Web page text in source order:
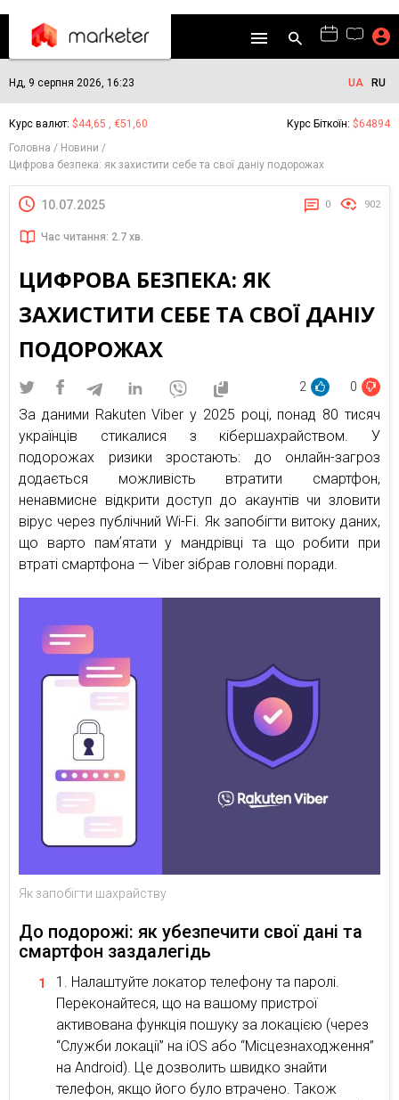
Нд, 9 серпня 2026, 16:23 UA RU
Курс валют: $44,65 , €51,60 Курс Біткоїн: $64894
Головна
Новини
Цифрова безпека: як захистити себе та свої даніу подорожах
10.07.2025 0 902
Час читання: 2.7 хв.
ЦИФРОВА БЕЗПЕКА: ЯК
ЗАХИСТИТИ СЕБЕ ТА СВОЇ ДАНІУ
ПОДОРОЖАХ
2 0
За даними Rakuten Viber у 2025 році, понад 80 тисяч
українців стикалися з кібершахрайством. У
подорожах ризики зростають: до онлайн-загроз
додається можливість втратити смартфон,
ненавмисне відкрити доступ до акаунтів чи зловити
вірус через публічний Wi-Fi. Як запобігти витоку даних,
що варто памʼятати у мандрівці та що робити при
втраті смартфона — Viber зібрав головні поради.
Як запобігти шахрайству
До подорожі: як убезпечити свої дані та
смартфон заздалегідь
Налаштуйте локатор телефону та паролі.
Переконайтеся, що на вашому пристрої
активована функція пошуку за локацією (через
“Служби локації” на iOS або “Місцезнаходження”
на Android). Це дозволить швидко знайти
телефон, якщо його було втрачено. Також